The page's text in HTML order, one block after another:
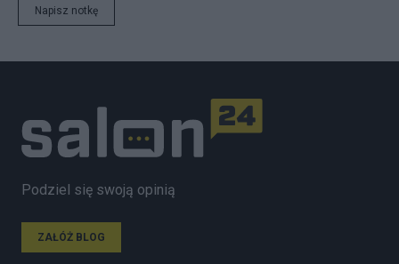
Napisz notkę
Podziel się swoją opinią
ZAŁÓŻ BLOG